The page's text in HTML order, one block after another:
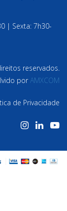
| Sexta: 7h30-
reservados.
porAMXCOM
de Privacidade